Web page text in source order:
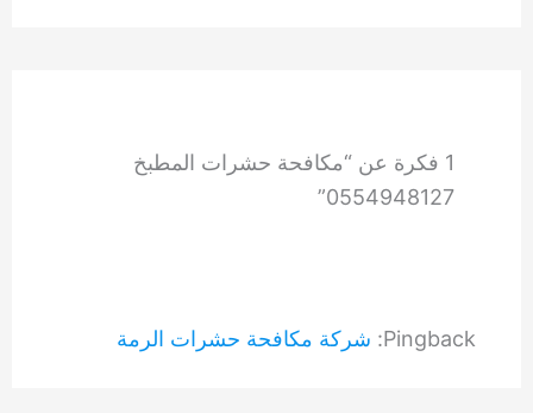
1 فكرة عن “مكافحة حشرات المطبخ
0554948127”
Pingback: شركة مكافحة حشرات الرمة